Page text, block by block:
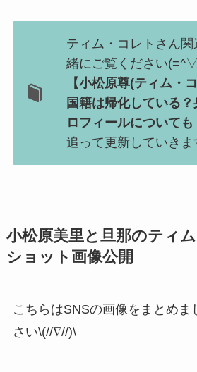
ティム・コレトさん
緒にご覧ください
【小松原尊(ティム・
国籍は帰化している
ロフィールについても
追って更新していきま
小松原美里と旦那のティ
ショット画像公開
こちらはSNSの画像をまとめま
さい\(//∇//)\